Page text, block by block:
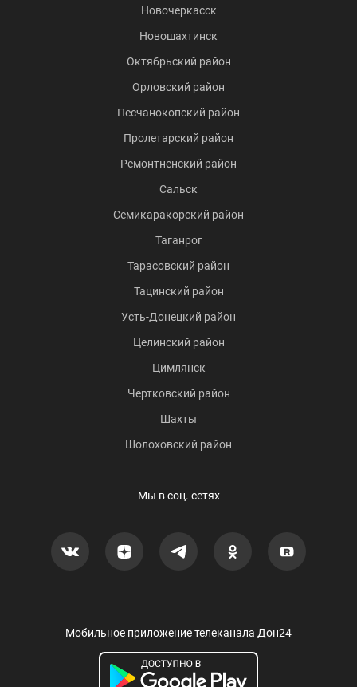
Новочеркасск
Новошахтинск
Октябрьский район
Орловский район
Песчанокопский район
Пролетарский район
Ремонтненский район
Сальск
Семикаракорский район
Таганрог
Тарасовский район
Тацинский район
Усть-Донецкий район
Целинский район
Цимлянск
Чертковский район
Шахты
Шолоховский район
Мы в соц. сетях
Мобильное приложение телеканала Дон24